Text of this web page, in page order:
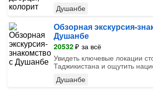
Душанбе
Обзорная экскурсия-
Душанбе
20532₽ за всё
Увидеть ключевые локации
Таджикистана и ощутить
Душанбе